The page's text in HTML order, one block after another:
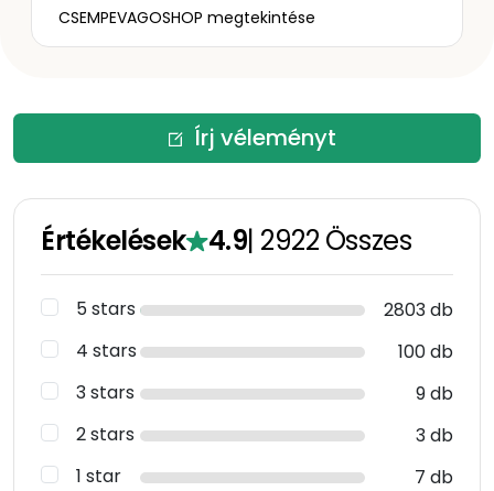
CSEMPEVAGOSHOP megtekintése
Írj véleményt
Értékelések 4.9| 2922 Összes
5 stars
2803 db
4 stars
100 db
3 stars
9 db
2 stars
3 db
1 star
7 db